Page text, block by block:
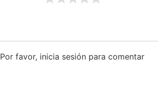
Por favor, inicia sesión para comentar